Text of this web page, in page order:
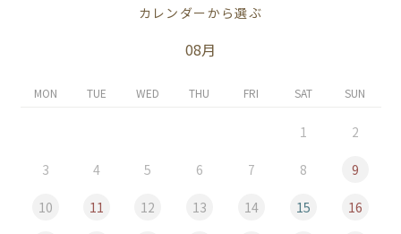
カレンダーから選ぶ
08月
MON TUE WED THU FRI SAT SUN
1 2
3 4 5 6 7 8 9
10 11 12 13 14 15 16